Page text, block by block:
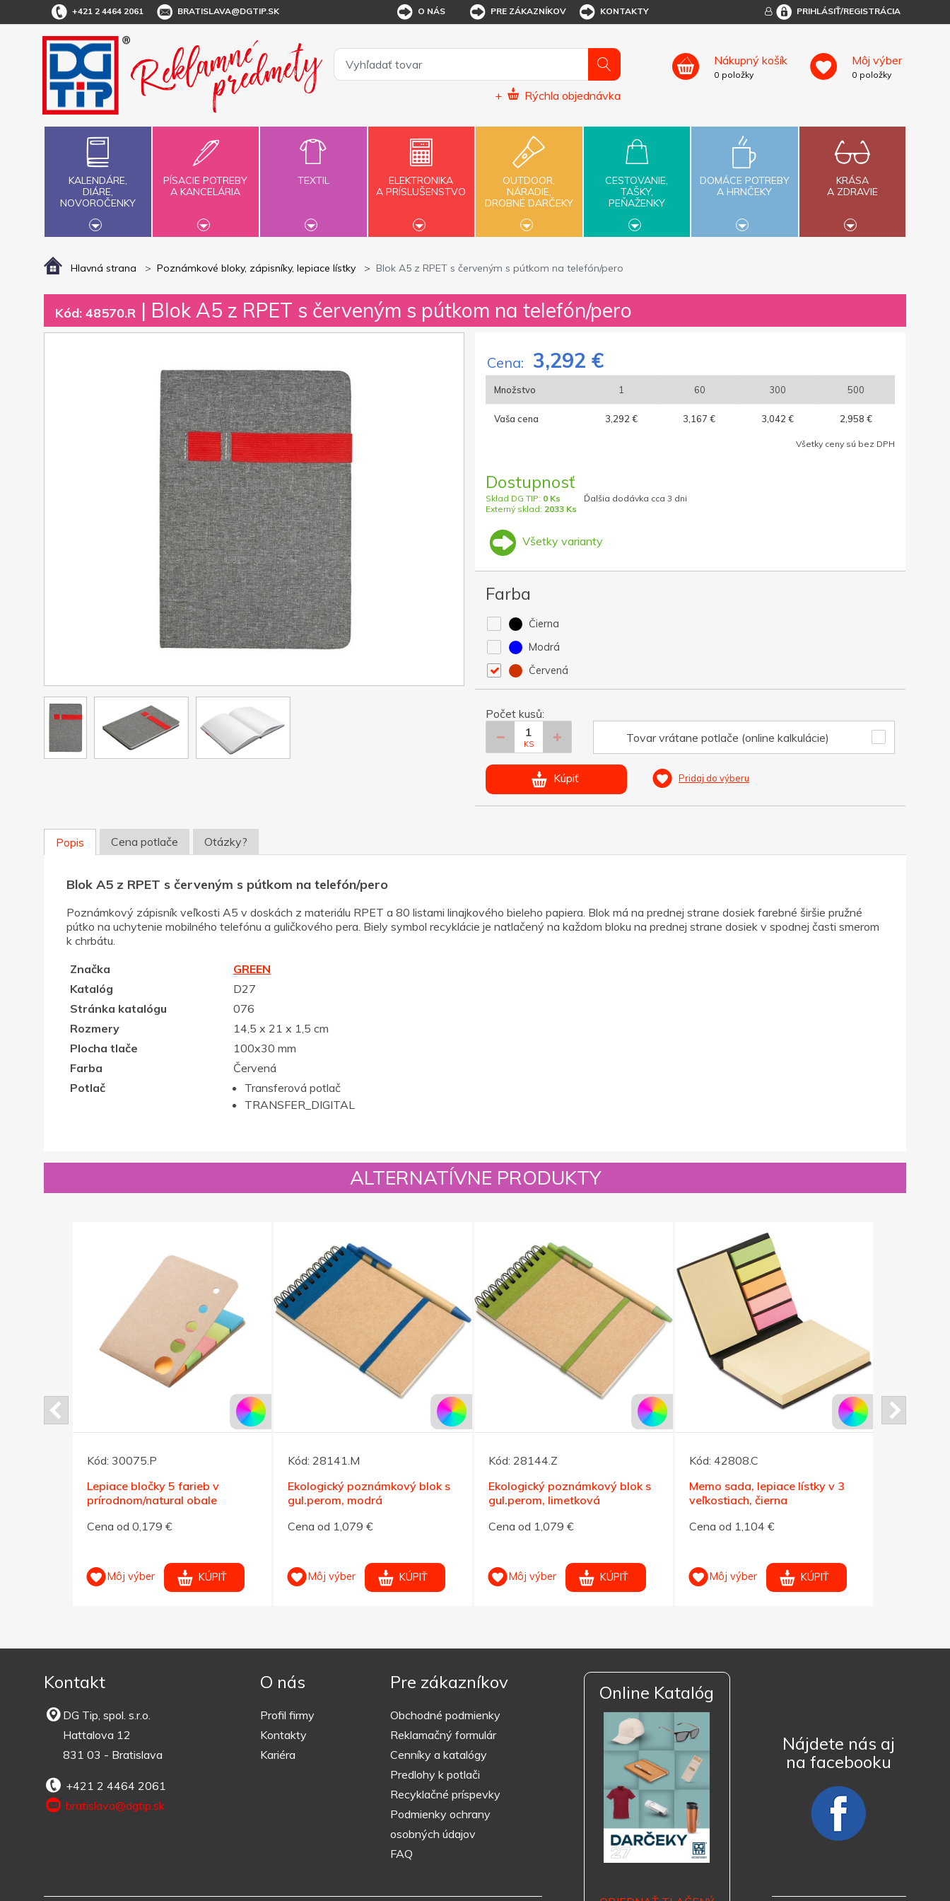
+421 2 4464 2061 BRATISLAVA@DGTIP.SK O NÁS PRE ZÁKAZNÍKOV KONTAKTY PRIHLÁSIŤ/REGISTRÁCIA
+ Rýchla objednávka
Nákupný košík
0 položky
Môj výber
0 položky
KALENDÁRE,
DIÁRE,
NOVOROČENKY
PÍSACIE POTREBY
A KANCELÁRIA
TEXTIL
ELEKTRONIKA
A PRÍSLUŠENSTVO
OUTDOOR,
NÁRADIE,
DROBNÉ DARČEKY
CESTOVANIE,
TAŠKY,
PEŇAŽENKY
DOMÁCE POTREBY
A HRNČEKY
KRÁSA
A ZDRAVIE
Hlavná strana Poznámkové bloky, zápisníky, lepiace lístky Blok A5 z RPET s červeným s pútkom na telefón/pero
Kód: 48570.R | Blok A5 z RPET s červeným s pútkom na telefón/pero
Cena: 3,292 €
Množstvo 1 60 300 500
Vaša cena 3,292 € 3,167 € 3,042 € 2,958 €
Všetky ceny sú bez DPH
Dostupnosť
Sklad DG TIP: 0 Ks
Externý sklad: 2033 Ks
Ďalšia dodávka cca 3 dni
Všetky varianty
Farba
Čierna
Modrá
Červená
Počet kusů:
KS Tovar vrátane potlače (online kalkulácie)
Kúpiť Pridaj do výberu
Popis Cena potlače Otázky?
Blok A5 z RPET s červeným s pútkom na telefón/pero
Poznámkový zápisník veľkosti A5 v doskách z materiálu RPET a 80 listami linajkového bieleho papiera. Blok má na prednej strane dosiek farebné širšie pružné
pútko na uchytenie mobilného telefónu a guličkového pera. Biely symbol recyklácie je natlačený na každom bloku na prednej strane dosiek v spodnej časti smerom
k chrbátu.
Značka
GREEN
Katalóg
D27
Stránka katalógu
076
Rozmery
14,5 x 21 x 1,5 cm
Plocha tlače
100x30 mm
Farba
Červená
Potlač
Transferová potlač
TRANSFER_DIGITAL
ALTERNATÍVNE PRODUKTY
Kód: 30075.P
Lepiace bločky 5 farieb v
prírodnom/natural obale
Cena od 0,179 €
Môj výber KÚPIŤ
Kód: 28141.M
Ekologický poznámkový blok s
gul.perom, modrá
Cena od 1,079 €
Môj výber KÚPIŤ
Kód: 28144.Z
Ekologický poznámkový blok s
gul.perom, limetková
Cena od 1,079 €
Môj výber KÚPIŤ
Kód: 42808.C
Memo sada, lepiace lístky v 3
veľkostiach, čierna
Cena od 1,104 €
Môj výber KÚPIŤ
Kontakt
DG Tip, spol. s.r.o.
Hattalova 12
831 03 - Bratislava
+421 2 4464 2061
bratislava@dgtip.sk
O nás
Profil firmy
Kontakty
Kariéra
Pre zákazníkov
Obchodné podmienky
Reklamačný formulár
Cenníky a katalógy
Predlohy k potlači
Recyklačné príspevky
Podmienky ochrany
osobných údajov
FAQ
Online Katalóg
Nájdete nás aj
na facebooku